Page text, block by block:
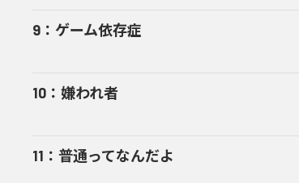
9 ： ゲーム依存症
10 ： 嫌われ者
11 ： 普通ってなんだよ